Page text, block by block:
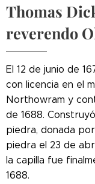
Thomas
reverendo
El 12 de junio de
con licencia en el
Northowram y
de 1688.
piedra, donada
piedra el 23 de
la capilla fue
1688.